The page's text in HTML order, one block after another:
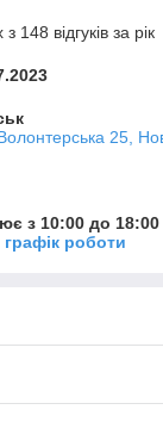
148 відгуків за рік
25,
з 10:00 до 18:00
роботи